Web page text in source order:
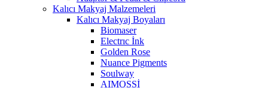
Kalıcı Makyaj Malzemeleri
Kalıcı Makyaj Boyaları
Biomaser
Electrıc İnk
Golden Rose
Nuance Pigments
Soulway
AIMOSSİ